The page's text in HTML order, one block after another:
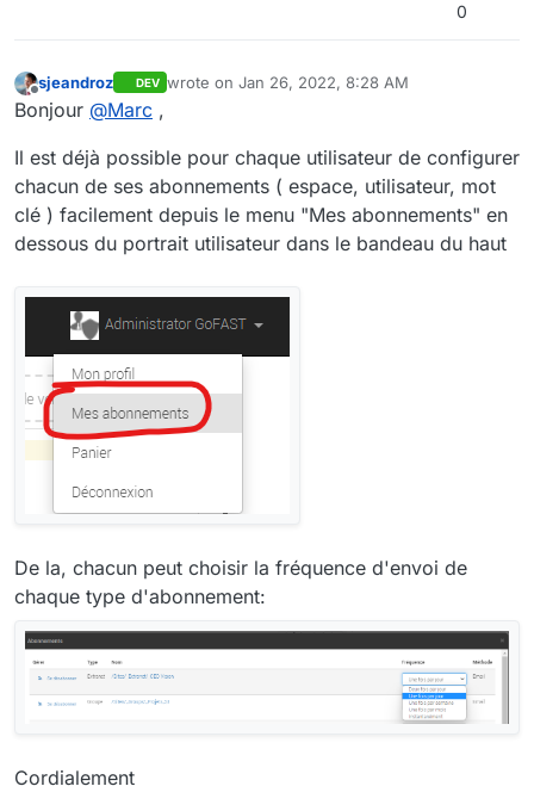
0
Offline
sjeandroz DEV wrote on Jan 26, 2022, 8:28 AM
last edited by
Bonjour @Marc ,
Il est déjà possible pour chaque utilisateur de configurer
chacun de ses abonnements ( espace, utilisateur, mot
clé ) facilement depuis le menu "Mes abonnements" en
dessous du portrait utilisateur dans le bandeau du haut
De la, chacun peut choisir la fréquence d'envoi de
chaque type d'abonnement:
Cordialement